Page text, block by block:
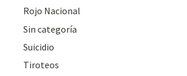
Rojo Nacional
Sin categoría
Suicidio
Tiroteos